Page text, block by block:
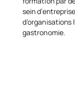
sein
gastronomie.